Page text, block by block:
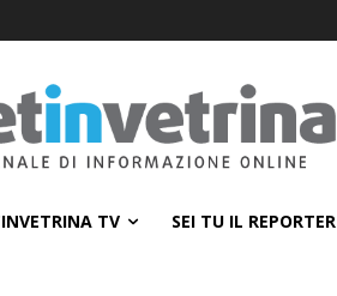
TV SEI TU IL REPORTER